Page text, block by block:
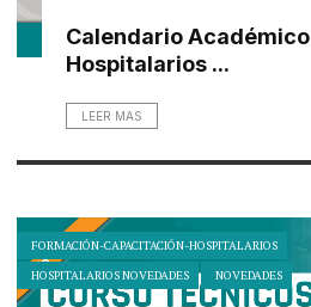
Calendario Académico
Hospitalarios ...
LEER MAS
FORMACIÓN-CAPACITACIÓN-HOSPITALARIOS
HOSPITALARIOS NOVEDADES
NOVEDADES